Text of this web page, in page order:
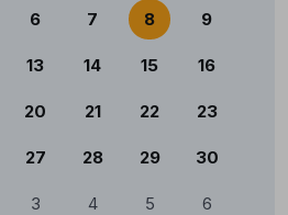
6 7 8 9
13 14 15 16
20 21 22 23
27 28 29 30
3 4 5 6